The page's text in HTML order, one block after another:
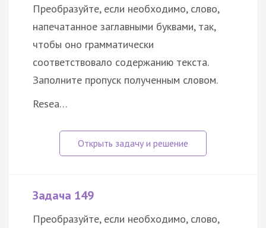
Преобразуйте, если необходимо, слово,
напечатанное заглавными буквами, так,
чтобы оно грамматически
соответствовало содержанию текста.
Заполните пропуск полученным словом.
Resea…
Задача 149
Преобразуйте, если необходимо, слово,